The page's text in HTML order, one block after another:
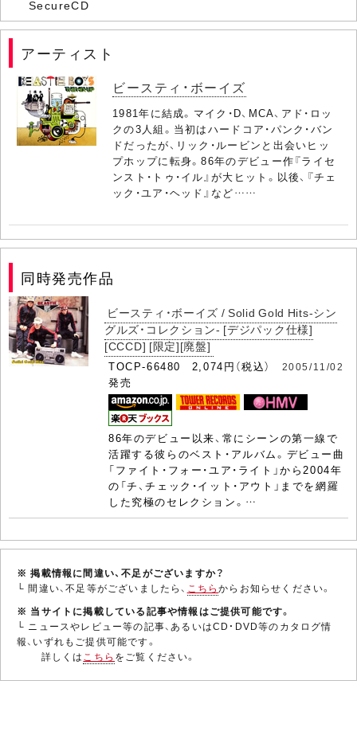
SecureCD
アーティスト
ビースティ・ボーイズ
1981年に結成。マイク・D、MCA、アド・ロッ
クの3人組。当初はハードコア・パンク・バン
ドだったが、リック・ルービンと出会いヒッ
プホップに転身。86年のデビュー作『ライセ
ンスト・トゥ・イル』が大ヒット。以後、『チェ
ック・ユア・ヘッド』など……
同時発売作品
ビースティ・ボーイズ / Solid Gold Hits-シン
グルズ・コレクション- [デジパック仕様]
[CCCD] [限定][廃盤]
TOCP-66480 2,074円（税込） 2005/11/02
発売
86年のデビュー以来、常にシーンの第一線で
活躍する彼らのベスト・アルバム。デビュー曲
「ファイト・フォー・ユア・ライト」から2004年
の「チ、チェック・イット・アウト」までを網羅
した究極のセレクション。…
※ 掲載情報に間違い、不足がございますか？
└ 間違い、不足等がございましたら、 こちらからお知らせください。
※ 当サイトに掲載している記事や情報はご提供可能です。
└ ニュースやレビュー等の記事、あるいはCD・DVD等のカタログ情
報、いずれもご提供可能です。
詳しくはこちら をご覧ください。